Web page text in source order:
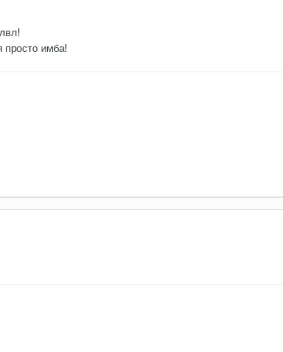
просто имба!